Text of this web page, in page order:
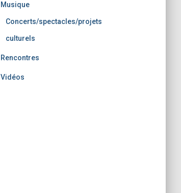
Musique
Concerts/spectacles/projets
culturels
Rencontres
Vidéos